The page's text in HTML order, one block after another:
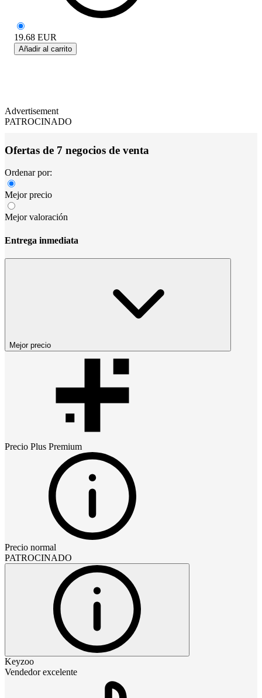
19.68 EUR
Añadir al carrito
Advertisement
PATROCINADO
Ofertas de 7 negocios de venta
Ordenar por:
Mejor precio
Mejor valoración
Entrega inmediata
Mejor precio
Precio Plus Premium
Precio normal
PATROCINADO
Keyzoo
Vendedor excelente